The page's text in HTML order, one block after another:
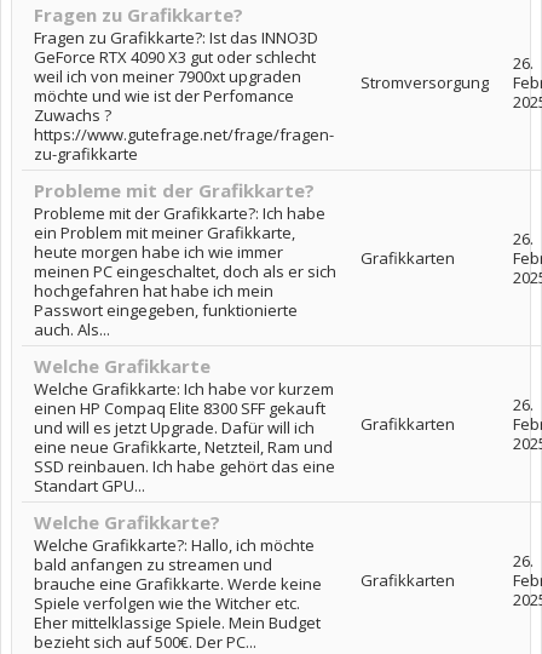
Fragen zu Grafikkarte?
Fragen zu Grafikkarte?: Ist das INNO3D
GeForce RTX 4090 X3 gut oder schlecht
weil ich von meiner 7900xt upgraden
möchte und wie ist der Perfomance
Zuwachs ?
https://www.gutefrage.net/frage/fragen-
zu-grafikkarte
Stromversorgung
26.
Probleme mit der Grafikkarte?
Probleme mit der Grafikkarte?: Ich habe
ein Problem mit meiner Grafikkarte,
heute morgen habe ich wie immer
meinen PC eingeschaltet, doch als er sich
hochgefahren hat habe ich mein
Passwort eingegeben, funktionierte
auch. Als...
Grafikkarten
26.
Welche Grafikkarte
Welche Grafikkarte: Ich habe vor kurzem
einen HP Compaq Elite 8300 SFF gekauft
und will es jetzt Upgrade. Dafür will ich
eine neue Grafikkarte, Netzteil, Ram und
SSD reinbauen. Ich habe gehört das eine
Standart GPU...
Grafikkarten
26.
Welche Grafikkarte?
Welche Grafikkarte?: Hallo, ich möchte
bald anfangen zu streamen und
brauche eine Grafikkarte. Werde keine
Spiele verfolgen wie the Witcher etc.
Eher mittelklassige Spiele. Mein Budget
bezieht sich auf 500€. Der PC...
Grafikkarten
26.